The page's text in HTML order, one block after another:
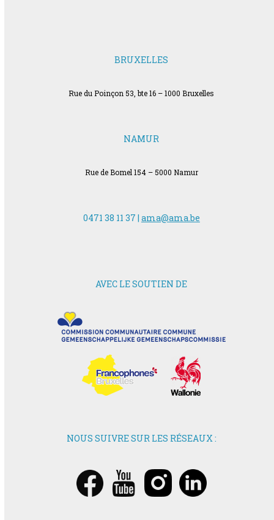
BRUXELLES
Rue du Poinçon 53, bte 16 – 1000 Bruxelles
NAMUR
Rue de Bomel 154 – 5000 Namur
0471 38 11 37 | ama@ama.be
AVEC LE SOUTIEN DE
NOUS SUIVRE SUR LES RÉSEAUX :